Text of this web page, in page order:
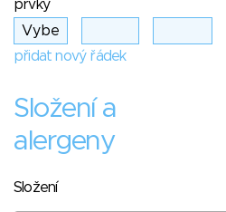
prvky
přidat nový řádek
Složení a
alergeny
Složení